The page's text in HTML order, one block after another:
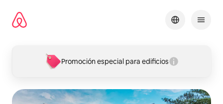
contenido
Promoción especial para edificios